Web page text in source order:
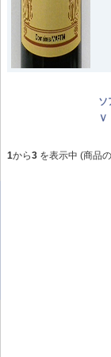
ソ
Ｖ
1から3 を表示中 (商品